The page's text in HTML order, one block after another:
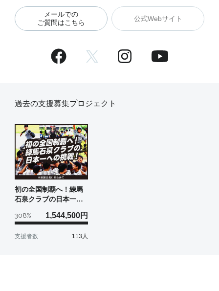
メールでの
ご質問はこちら
公式Webサイト
過去の支援募集プロジェクト
初の全国制覇へ！練馬
石泉クラブの日本一へ
を込めて
308% 1,544,500円
支援者数 113 人